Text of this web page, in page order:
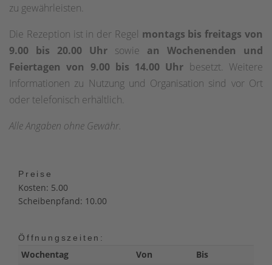
zu gewährleisten.
Die Rezeption ist in der Regel montags bis freitags von
9.00 bis 20.00 Uhr sowie an Wochenenden und
Feiertagen von 9.00 bis 14.00 Uhr besetzt. Weitere
Informationen zu Nutzung und Organisation sind vor Ort
oder telefonisch erhältlich.
Alle Angaben ohne Gewähr.
Preise
Kosten: 5.00
Scheibenpfand: 10.00
Öffnungszeiten:
Wochentag Von Bis